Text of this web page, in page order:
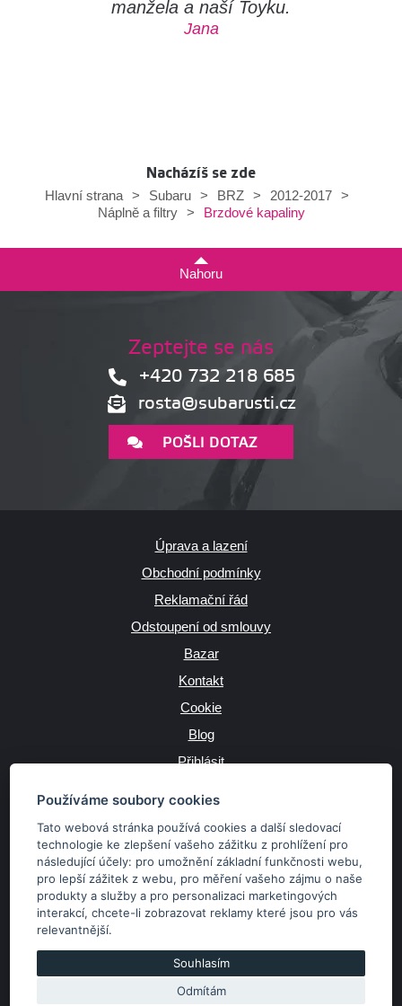
Používáme soubory cookies
Tato webová stránka používá cookies a další sledovací
technologie ke zlepšení vašeho zážitku z prohlížení pro
následující účely: pro umožnění základní funkčnosti webu,
pro lepší zážitek z webu, pro měření vašeho zájmu o naše
produkty a služby a pro personalizaci marketingových
interakcí,chcete-li zobrazovat reklamy které jsou pro vás
relevantnější.
Souhlasím
Odmítám
manžela a naší Toyku.
Jana
Nacházíš se zde
Hlavní strana
> Subaru > BRZ > 2012-2017
>
Náplně a filtry
> Brzdové kapaliny
Nahoru
Zeptejte se nás
+420 732 218 685
rosta@subarusti.cz
POŠLI DOTAZ
Úprava a lazení
Obchodní podmínky
Reklamační řád
Odstoupení od smlouvy
Bazar
Kontakt
Cookie
Blog
Přihlásit
JAZYK
Kč €
Copyright © 2026 SubaruSTI.cz. Všechna práva vyhrazena.